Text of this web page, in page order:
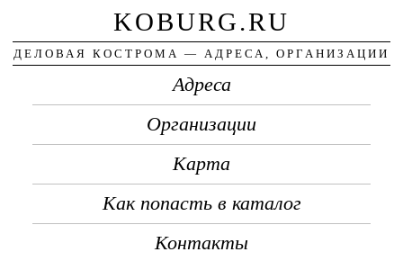
KOBURG.RU
ДЕЛОВАЯ КОСТРОМА — АДРЕСА, ОРГАНИЗАЦИИ
Адреса
Организации
Карта
Как попасть в каталог
Контакты